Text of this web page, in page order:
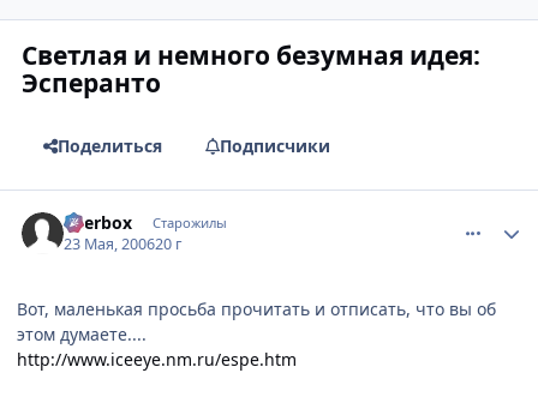
Светлая и немного безумная идея:
Эсперанто
Поделиться Подписчики
Beerbox Старожилы
23 Мая, 200620 г
Вот, маленькая просьба прочитать и отписать, что вы об
этом думаете....
http://www.iceeye.nm.ru/espe.htm